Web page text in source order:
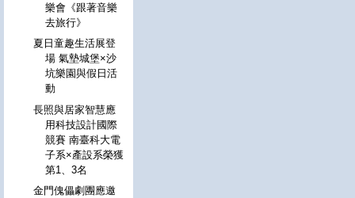
樂會《跟著音樂
去旅行》
夏日童趣生活展登
場 氣墊城堡×沙
坑樂園與假日活
動
長照與居家智慧應
用科技設計國際
競賽 南臺科大電
子系×產設系榮獲
第1、3名
金門傀儡劇團應邀